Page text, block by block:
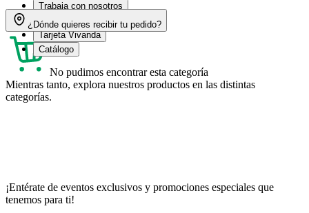
Trabaja con nosotros
Recetas
Tarjeta Vivanda
Catálogo
¿Dónde quieres recibir tu pedido?
No pudimos encontrar esta categoría
Mientras tanto, explora nuestros productos en las distintas
categorías.
¡Entérate de eventos exclusivos y promociones especiales que
tenemos para ti!